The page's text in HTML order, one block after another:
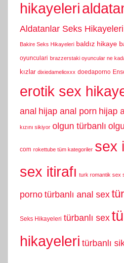
hikayeleri
Aldatanlar Seks Hikayeleri
Bakire Seks Hikayeleri baldız hikaye
oyunculari brazzerstaki oyuncular ne
kızlar dixiedamelioxxx doedaporno
erotik sex
anal hijap anal porn hijap
kızını sikiyor olgun türbanlı
com rokettube tüm kategoriler sex
sex itirafı turk romantik sex
porno türbanlı anal sex
Seks Hikayeleri türbanlı sex
hikayeleri türbanlı